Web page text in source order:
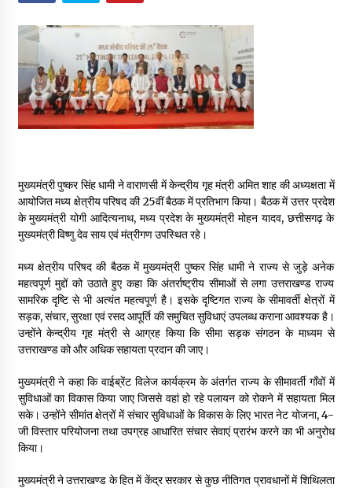
Thought Of The Day 17 May
May 17, 2022
Thought Of The Day 16 May
May 16, 2022
Thought Of The Day 13 May
May 13, 2022
Thought Of The Day 12 May
May 12, 2022
May 11, 2022
Thought Of The Day 10 May
मुख्यमंत्री पुष्कर सिंह धामी ने वाराणसी में केन्द्रीय गृह मंत्री अमित शाह की अध्यक्षता में
आयोजित मध्य क्षेत्रीय परिषद की 25वीं बैठक में प्रतिभाग किया। बैठक में उत्तर प्रदेश
के मुख्यमंत्री योगी आदित्यनाथ, मध्य प्रदेश के मुख्यमंत्री मोहन यादव, छत्तीसगढ़ के
मुख्यमंत्री विष्णु देव साय एवं मंत्रीगण उपस्थित रहे।
मध्य क्षेत्रीय परिषद की बैठक में मुख्यमंत्री पुष्कर सिंह धामी ने राज्य से जुड़े अनेक
महत्वपूर्ण मुद्दों को उठाते हुए कहा कि अंतर्राष्ट्रीय सीमाओं से लगा उत्तराखण्ड राज्य
सामरिक दृष्टि से भी अत्यंत महत्वपूर्ण है। इसके दृष्टिगत राज्य के सीमावर्ती क्षेत्रों में
सड़क, संचार, सुरक्षा एवं रसद आपूर्ति की समुचित सुविधाएं उपलब्ध कराना आवश्यक है।
उन्होंने केन्द्रीय गृह मंत्री से आग्रह किया कि सीमा सड़क संगठन के माध्यम से
उत्तराखण्ड को और अधिक सहायता प्रदान की जाए।
मुख्यमंत्री ने कहा कि वाईब्रेंट विलेज कार्यक्रम के अंतर्गत राज्य के सीमावर्ती गाँवों में
सुविधाओं का विकास किया जाए जिससे वहां हो रहे पलायन को रोकने में सहायता मिल
सके। उन्होंने सीमांत क्षेत्रों में संचार सुविधाओं के विकास के लिए भारत नेट योजना, 4-
जी विस्तार परियोजना तथा उपग्रह आधारित संचार सेवाएं प्रारंभ करने का भी अनुरोध
किया।
मुख्यमंत्री ने उत्तराखण्ड के हित में केंद्र सरकार से कुछ नीतिगत प्रावधानों में शिथिलता